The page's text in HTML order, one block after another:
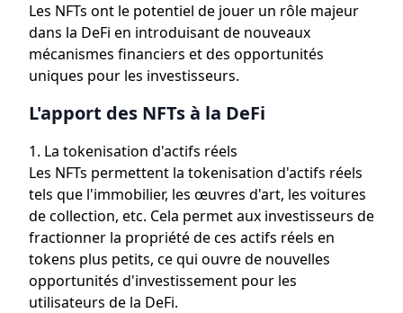
Les NFTs ont le potentiel de jouer un rôle majeur
dans la DeFi en introduisant de nouveaux
mécanismes financiers et des opportunités
uniques pour les investisseurs.
L'apport des NFTs à la DeFi
1. La tokenisation d'actifs réels
Les NFTs permettent la tokenisation d'actifs réels
tels que l'immobilier, les œuvres d'art, les voitures
de collection, etc. Cela permet aux investisseurs de
fractionner la propriété de ces actifs réels en
tokens plus petits, ce qui ouvre de nouvelles
opportunités d'investissement pour les
utilisateurs de la DeFi.